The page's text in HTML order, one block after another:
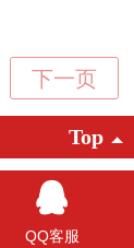
Top
QQ客服